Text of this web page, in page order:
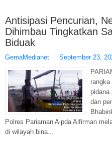
Antisipasi Pencurian,
Dihimbau Tingkatkan
Biduak
GemaMedianet September 23,
pidana
dan
Polres Pariaman Aipda Alfirman
di wilayah bina...